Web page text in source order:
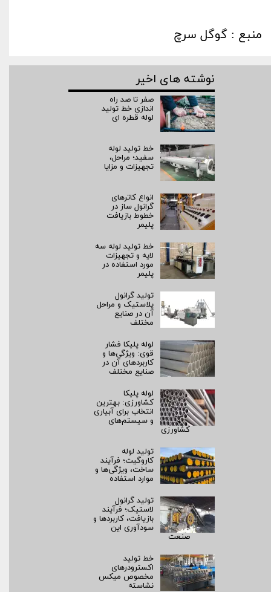
منبع : گوگل سرچ
نوشته های اخیر
صفر تا صد راه‌
اندازی خط تولید
لوله قطره ای
خط تولید لوله
سفید؛ مراحل،
تجهیزات و مزایا
انواع کاترهای
گرانول ساز در
خطوط بازیافت
پلیمر
خط تولید لوله سه
لایه و تجهیزات
مورد استفاده در
پلیمر
تولید گرانول
پلاستیک و مراحل
آن در صنایع
مختلف
لوله پلیکا فشار
قوی: ویژگی‌ها و
کاربردهای آن در
صنایع مختلف
لوله پلیکا
کشاورزی: بهترین
انتخاب برای آبیاری
و سیستم‌های
کشاورزی
تولید لوله
کاروگیت؛ فرآیند
ساخت، ویژگی‌ها و
موارد استفاده
تولید گرانول
لاستیک؛ فرآیند
بازیافت، کاربردها و
سودآوری این
صنعت
خط تولید
اکسترودرهای
مخصوص میکس
نشاسته